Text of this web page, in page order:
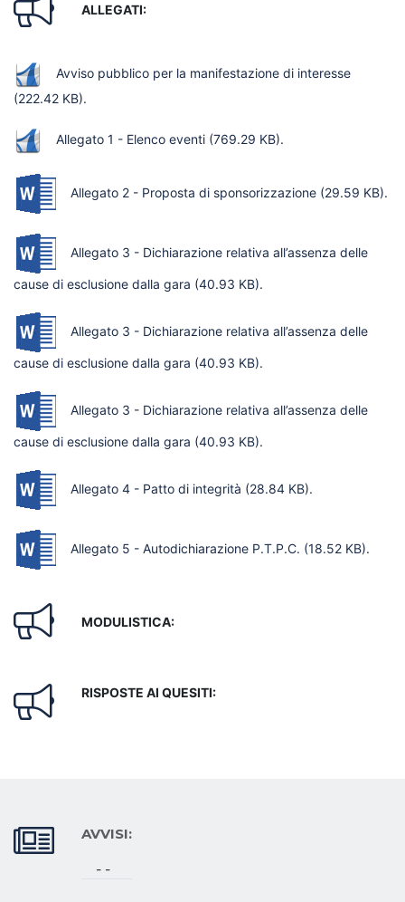
ALLEGATI:
Avviso pubblico per la manifestazione di interesse
(222.42 KB).
Allegato 1 - Elenco eventi (769.29 KB).
Allegato 2 - Proposta di sponsorizzazione (29.59 KB).
Allegato 3 - Dichiarazione relativa all’assenza delle
cause di esclusione dalla gara (40.93 KB).
Allegato 3 - Dichiarazione relativa all’assenza delle
cause di esclusione dalla gara (40.93 KB).
Allegato 3 - Dichiarazione relativa all’assenza delle
cause di esclusione dalla gara (40.93 KB).
Allegato 4 - Patto di integrità (28.84 KB).
Allegato 5 - Autodichiarazione P.T.P.C. (18.52 KB).
MODULISTICA:
RISPOSTE AI QUESITI:
AVVISI:
- -